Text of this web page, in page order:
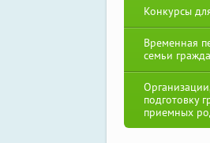
Конкурсы
Временная
семьи
подготовку
приемных